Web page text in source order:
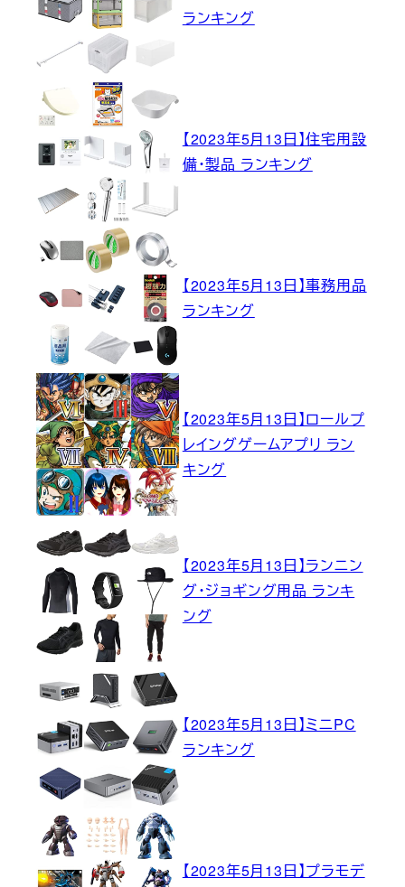
ランキング
【2023年5月13日】住宅用設
備・製品 ランキング
【2023年5月13日】事務用品
ランキング
【2023年5月13日】ロールプ
レイングゲームアプリ ラン
キング
【2023年5月13日】ランニン
グ・ジョギング用品 ランキ
ング
【2023年5月13日】ミニPC
ランキング
【2023年5月13日】プラモデ